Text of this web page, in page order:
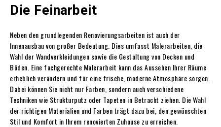
Die Feinarbeit
Neben den grundlegenden Renovierungsarbeiten ist auch der
Innenausbau von großer Bedeutung. Dies umfasst Malerarbeiten, die
Wahl der Wandverkleidungen sowie die Gestaltung von Decken und
Böden. Eine fachgerechte Malerarbeit kann das Aussehen Ihrer Räume
erheblich verändern und für eine frische, moderne Atmosphäre sorgen.
Dabei können Sie nicht nur Farben, sondern auch verschiedene
Techniken wie Strukturputz oder Tapeten in Betracht ziehen. Die Wahl
der richtigen Materialien und Farben trägt dazu bei, den gewünschten
Stil und Komfort in Ihrem renovierten Zuhause zu erreichen.